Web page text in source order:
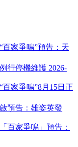
百家爭鳴”預告：天
行停機維護 2026-
百家爭鳴”8月15日正
預告：雄姿英發
百家爭鳴」預告：